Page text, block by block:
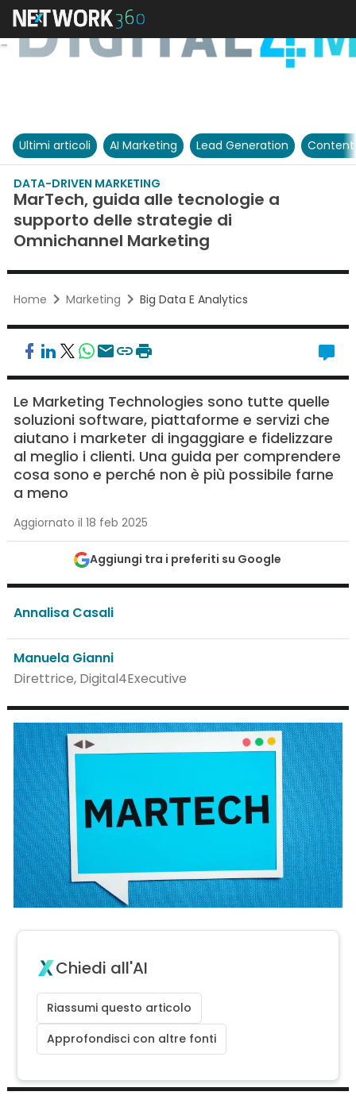
Ultimi articoli AI Marketing Lead Generation
DATA-DRIVEN MARKETING
MarTech, guida alle tecnologie a
supporto delle strategie di
Omnichannel Marketing
Home Marketing Big Data E Analytics
Le Marketing Technologies sono tutte quelle
soluzioni software, piattaforme e servizi che
aiutano i marketer di ingaggiare e fidelizzare
al meglio i clienti. Una guida per comprendere
cosa sono e perché non è più possibile farne
a meno
Aggiornato il 18 feb 2025
Aggiungi tra i preferiti su Google
Annalisa Casali
Manuela Gianni
Direttrice, Digital4Executive
Chiedi all'AI
Riassumi questo articolo
Approfondisci con altre fonti